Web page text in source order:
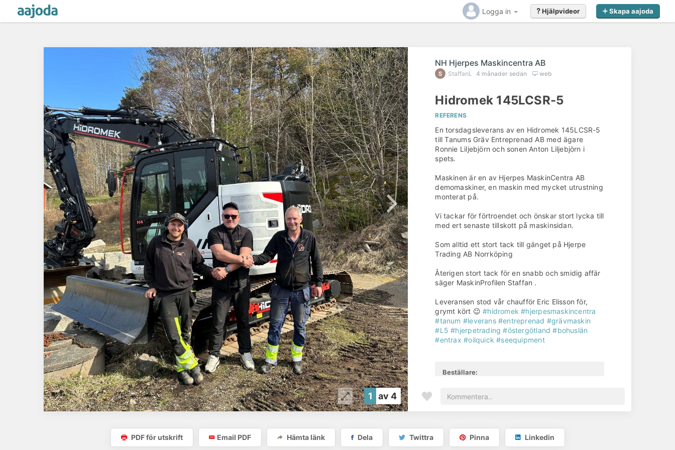
Logga in Skapa aajoda
Hjälpvideor
1 av 4
NH Hjerpes Maskincentra AB
StaffanL 4 månader sedan web
Hidromek 145LCSR-5
REFERENS
En torsdagsleverans av en Hidromek 145LCSR-5
till Tanums Gräv Entreprenad AB med ägare
Ronnie Liljebjörn och sonen Anton Liljebjörn i
spets.
Maskinen är en av Hjerpes MaskinCentra AB
demomaskiner, en maskin med mycket utrustning
monterat på.
Vi tackar för förtroendet och önskar stort lycka till
med ert senaste tillskott på maskinsidan.
Som alltid ett stort tack till gänget på Hjerpe
Trading AB Norrköping
Återigen stort tack för en snabb och smidig affär
säger MaskinProfilen Staffan .
Leveransen stod vår chaufför Eric Elisson för,
grymt kört 😉#hidromek #hjerpesmaskincentra
#tanum #leverans #entreprenad #grävmaskin
#L5 #hjerpetrading #östergötland #bohuslän
#entrax #oilquick #seequipment
Beställare:
Produkt:
PDF för utskrift Email PDF Hämta länk Dela Twittra Pinna Linkedin